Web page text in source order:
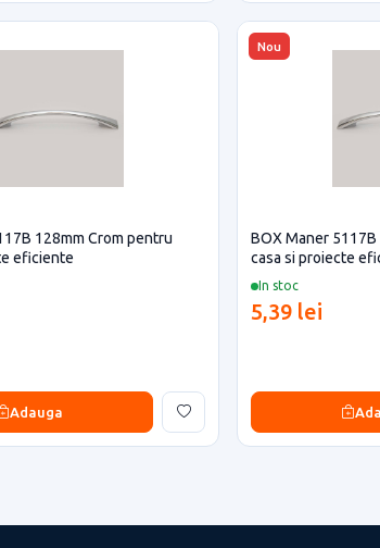
128mm Crom pentru
eficiente
Adauga
Nou
In stoc
BOX Maner
casa si proiecte
5,39 lei